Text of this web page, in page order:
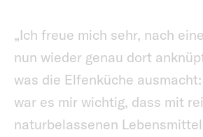
„Ich freue mich sehr, nach
nun wieder genau dort
was die Elfenküche
war es mir wichtig, dass mit
naturbelassenen